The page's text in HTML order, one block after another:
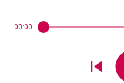
00:00